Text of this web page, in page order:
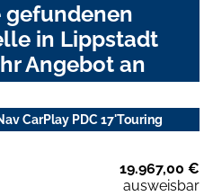
gefundenen
in Lippstadt
Angebot an
CarPlay PDC 17'Touring
19.967,00 €
ausweisbar